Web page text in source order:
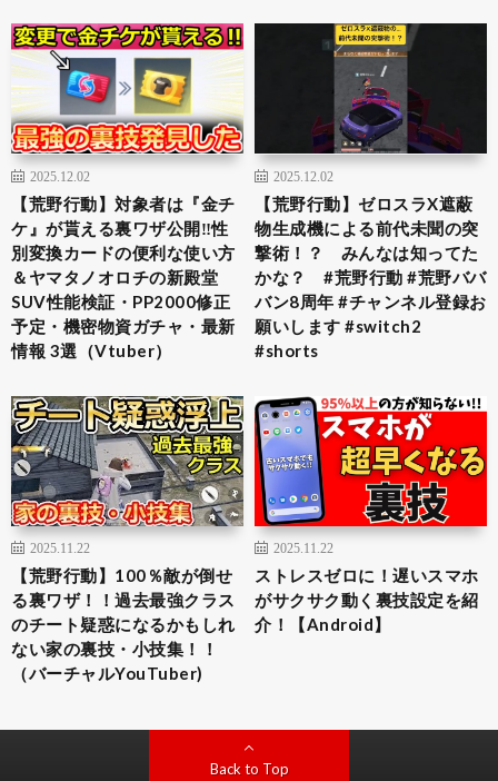
2025.12.02
【荒野行動】対象者は『金チ
ケ』が貰える裏ワザ公開‼性
別変換カードの便利な使い方
＆ヤマタノオロチの新殿堂
SUV性能検証・PP2000修正
予定・機密物資ガチャ・最新
情報 3選（Vtuber）
2025.12.02
【荒野行動】ゼロスラX遮蔽
物生成機による前代未聞の突
撃術！？ みんなは知ってた
かな？ #荒野行動 #荒野ババ
バン8周年 #チャンネル登録お
願いします #switch2
#shorts
2025.11.22
【荒野行動】100％敵が倒せ
る裏ワザ！！過去最強クラス
のチート疑惑になるかもしれ
ない家の裏技・小技集！！
（バーチャルYouTuber)
2025.11.22
ストレスゼロに！遅いスマホ
がサクサク動く裏技設定を紹
介！【Android】
Back to Top